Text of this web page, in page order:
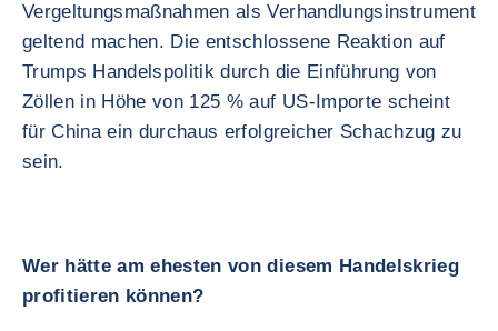
Vergeltungsmaßnahmen als Verhandlungsinstrument
geltend machen. Die entschlossene Reaktion auf
Trumps Handelspolitik durch die Einführung von
Zöllen in Höhe von 125 % auf US-Importe scheint
für China ein durchaus erfolgreicher Schachzug zu
sein.
Wer hätte am ehesten von diesem Handelskrieg
profitieren können?